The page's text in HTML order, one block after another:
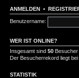
ANMELDEN •
Benutzername:
WER IST ONLINE?
Insgesamt sind 50
Der Besucherrekord liegt bei
STATISTIK